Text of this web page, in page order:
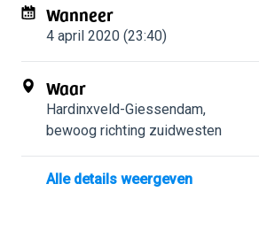
Wanneer
4 april 2020 (23:40)
Waar
Hardinxveld-Giessendam,
bewoog richting zuidwesten
Alle details weergeven